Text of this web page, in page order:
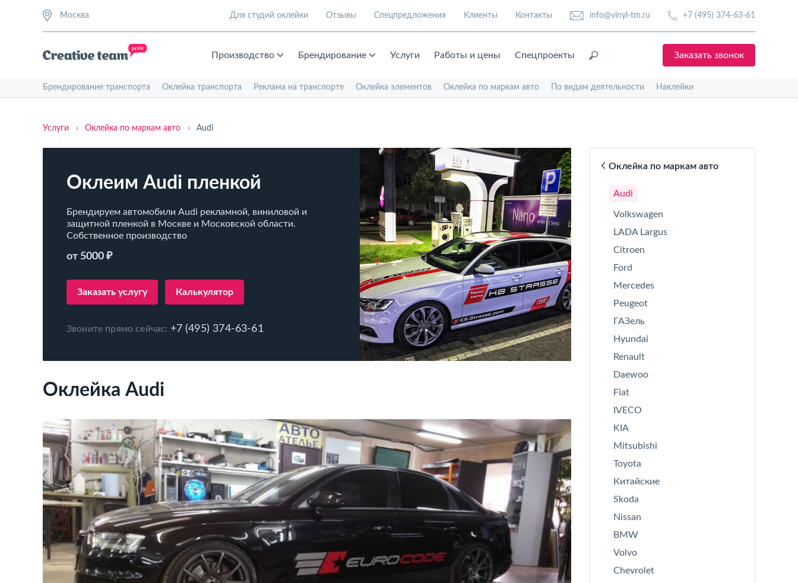
Москва Для студий оклейки Отзывы Спецпредложения Клиенты Контакты info@vinyl-tm.ru +7 (495) 374-63-61
Производство Брендирование Услуги Работы и цены Спецпроекты Заказать звонок
Брендирование транспорта Оклейка транспорта Реклама на транспорте Оклейка элементов Оклейка по маркам авто По видам деятельности Наклейки
Услуги › Оклейка по маркам авто › Audi
Оклеим Audi пленкой
Брендируем автомобили Audi рекламной, виниловой и
защитной пленкой в Москве и Московской области.
Собственное производство
от 5000 ₽
Заказать услугу Калькулятор
Звоните прямо сейчас: +7 (495) 374-63-61
Оклейка Audi
Оклейка по маркам авто
Audi
Volkswagen
LADA Largus
Citroen
Ford
Mercedes
Peugeot
ГАЗель
Hyundai
Renault
Daewoo
Fiat
IVECO
KIA
Mitsubishi
Toyota
Китайские
Skoda
Nissan
BMW
Volvo
Chevrolet